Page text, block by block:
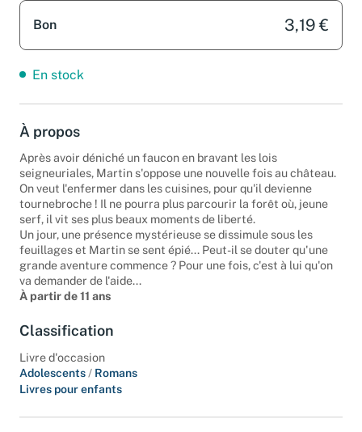
Bon 3,19 €
En stock
À propos
Après avoir déniché un faucon en bravant les lois
seigneuriales, Martin s'oppose une nouvelle fois au château.
On veut l'enfermer dans les cuisines, pour qu'il devienne
tournebroche ! Il ne pourra plus parcourir la forêt où, jeune
serf, il vit ses plus beaux moments de liberté.
Un jour, une présence mystérieuse se dissimule sous les
feuillages et Martin se sent épié... Peut-il se douter qu'une
grande aventure commence ? Pour une fois, c'est à lui qu'on
va demander de l'aide...
À partir de 11 ans
Classification
Livre d'occasion
Adolescents / Romans
Livres pour enfants